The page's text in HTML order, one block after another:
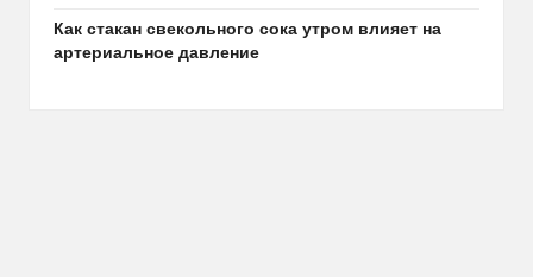
Как стакан свекольного сока утром влияет на
артериальное давление